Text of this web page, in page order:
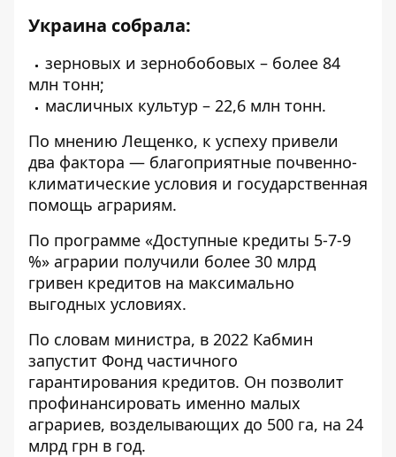
Украина собрала:
зерновых и зернобобовых – более 84
млн тонн;
масличных культур – 22,6 млн тонн.
По мнению Лещенко, к успеху привели
два фактора — благоприятные почвенно-
климатические условия и государственная
помощь аграриям.
По программе «Доступные кредиты 5-7-9
%» аграрии получили более 30 млрд
гривен кредитов на максимально
выгодных условиях.
По словам министра, в 2022 Кабмин
запустит Фонд частичного
гарантирования кредитов. Он позволит
профинансировать именно малых
аграриев, возделывающих до 500 га, на 24
млрд грн в год.